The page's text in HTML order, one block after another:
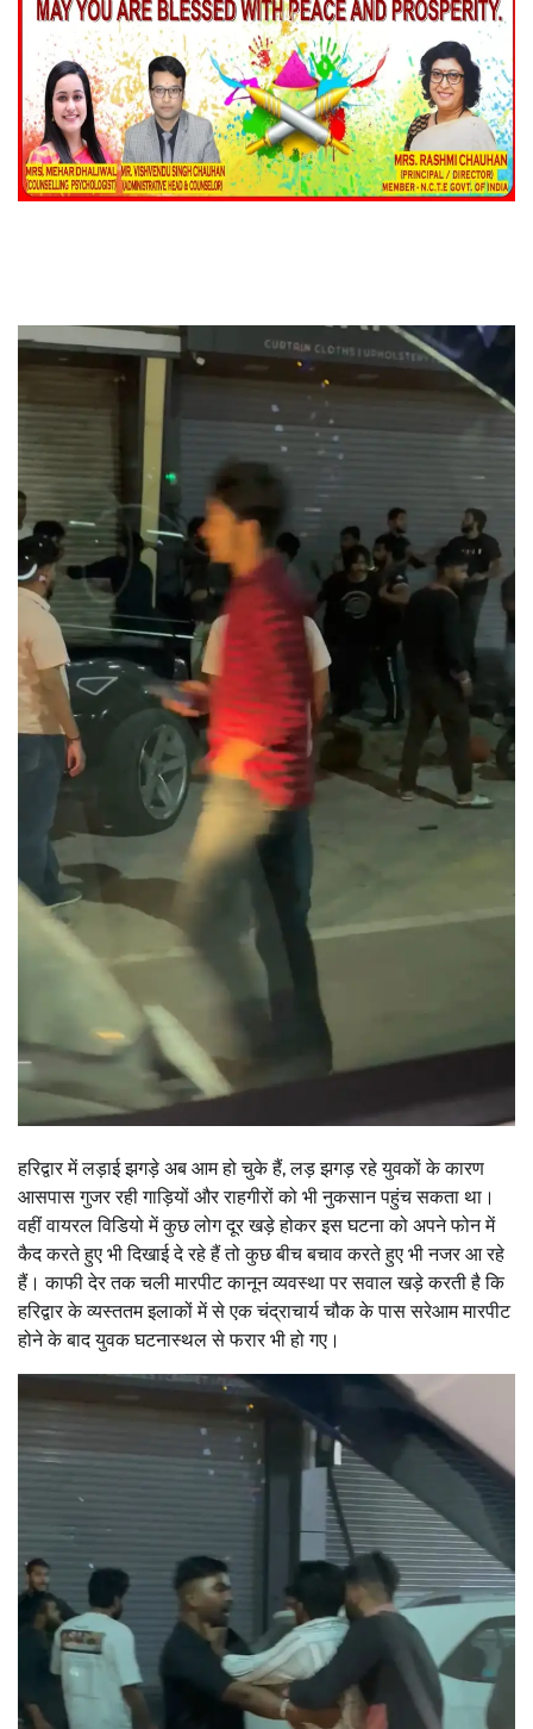
हरिद्वार में लड़ाई झगड़े अब आम हो चुके हैं, लड़ झगड़ रहे युवकों के कारण
आसपास गुजर रही गाड़ियों और राहगीरों को भी नुकसान पहुंच सकता था।
वहीं वायरल विडियो में कुछ लोग दूर खड़े होकर इस घटना को अपने फोन में
कैद करते हुए भी दिखाई दे रहे हैं तो कुछ बीच बचाव करते हुए भी नजर आ रहे
हैं। काफी देर तक चली मारपीट कानून व्यवस्था पर सवाल खड़े करती है कि
हरिद्वार के व्यस्ततम इलाकों में से एक चंद्राचार्य चौक के पास सरेआम मारपीट
होने के बाद युवक घटनास्थल से फरार भी हो गए।